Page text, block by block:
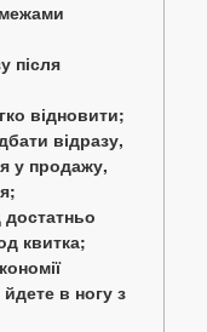
після
відновити;
відразу,
у продажу,
достатньо
квитка;
йдете в ногу з